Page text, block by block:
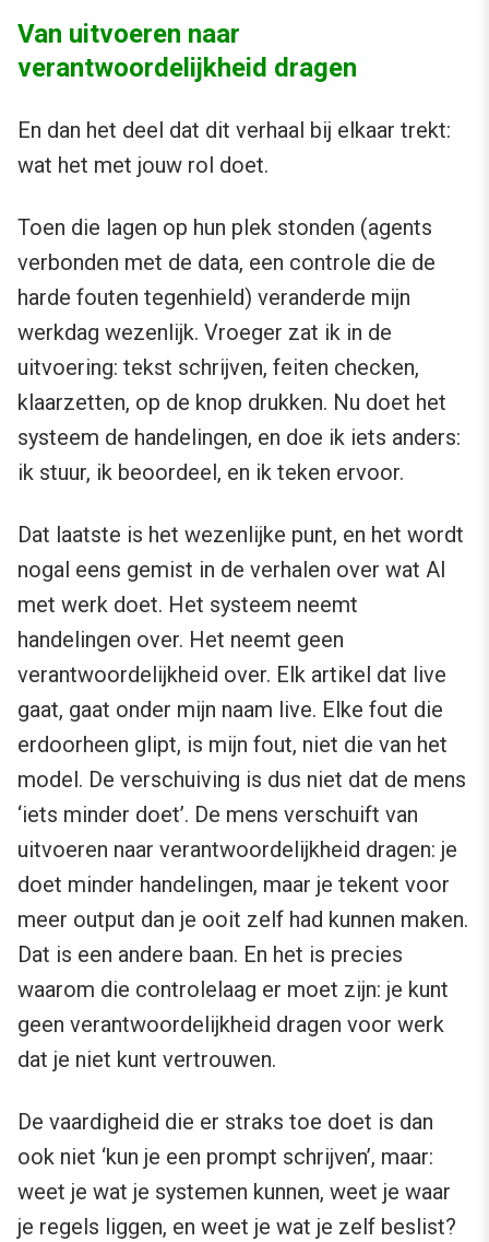
Van uitvoeren naar
verantwoordelijkheid dragen
En dan het deel dat dit verhaal bij elkaar trekt:
wat het met jouw rol doet.
Toen die lagen op hun plek stonden (agents
verbonden met de data, een controle die de
harde fouten tegenhield) veranderde mijn
werkdag wezenlijk. Vroeger zat ik in de
uitvoering: tekst schrijven, feiten checken,
klaarzetten, op de knop drukken. Nu doet het
systeem de handelingen, en doe ik iets anders:
ik stuur, ik beoordeel, en ik teken ervoor.
Dat laatste is het wezenlijke punt, en het wordt
nogal eens gemist in de verhalen over wat AI
met werk doet. Het systeem neemt
handelingen over. Het neemt geen
verantwoordelijkheid over. Elk artikel dat live
gaat, gaat onder mijn naam live. Elke fout die
erdoorheen glipt, is mijn fout, niet die van het
model. De verschuiving is dus niet dat de mens
‘iets minder doet’. De mens verschuift van
uitvoeren naar verantwoordelijkheid dragen: je
doet minder handelingen, maar je tekent voor
meer output dan je ooit zelf had kunnen maken.
Dat is een andere baan. En het is precies
waarom die controlelaag er moet zijn: je kunt
geen verantwoordelijkheid dragen voor werk
dat je niet kunt vertrouwen.
De vaardigheid die er straks toe doet is dan
ook niet ‘kun je een prompt schrijven’, maar:
weet je wat je systemen kunnen, weet je waar
je regels liggen, en weet je wat je zelf beslist?